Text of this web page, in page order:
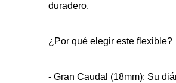
duradero.
¿Por qué elegir este flexible?
- Gran Caudal (18mm): Su